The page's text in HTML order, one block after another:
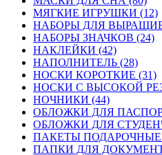
МЯГКИЕ ИГРУШКИ (12)
НАБОРЫ ДЛЯ
НАБОРЫ ЗНАЧКОВ (24)
НАКЛЕЙКИ (42)
НАПОЛНИТЕЛЬ (28)
НОСКИ КОРОТКИЕ (31)
НОСКИ С ВЫСОКОЙ
НОЧНИКИ (44)
ОБЛОЖКИ ДЛЯ
ОБЛОЖКИ ДЛЯ
ПАКЕТЫ ПОДАРОЧНЫЕ
ПАПКИ ДЛЯ